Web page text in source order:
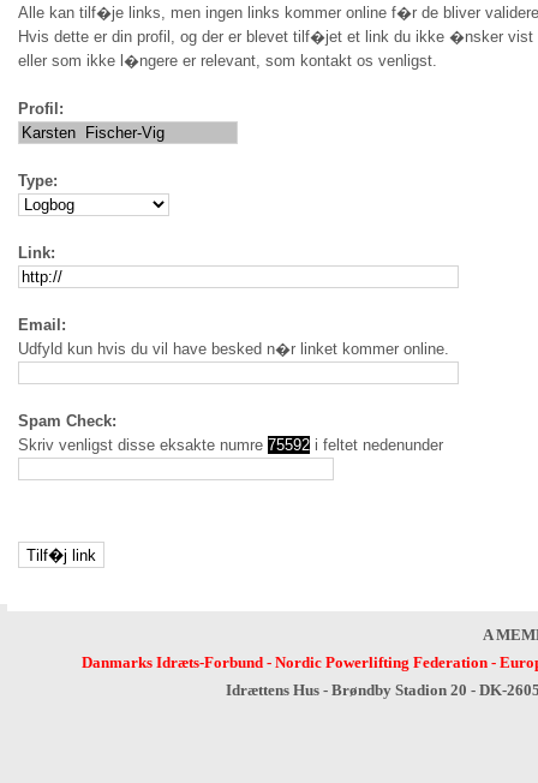
Alle kan tilf�je links, men ingen links kommer online f�r de bliver
Hvis dette er din profil, og der er blevet tilf�jet et link du ikke �nsker vist
eller som ikke l�ngere er relevant, som kontakt os venligst.
Profil:
Type:
Link:
Email:
Udfyld kun hvis du vil have besked n�r linket kommer online.
Spam Check:
Skriv venligst disse eksakte numre 75592 i feltet nedenunder
A
Danmarks Idræts-Forbund- Nordic Powerlifting Federation-
Idrættens Hus - Brøndby Stadion 20 - DK-